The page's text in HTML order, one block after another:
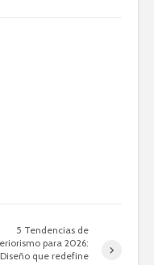
5 Tendencias de
para 2026:
Diseño que redefine